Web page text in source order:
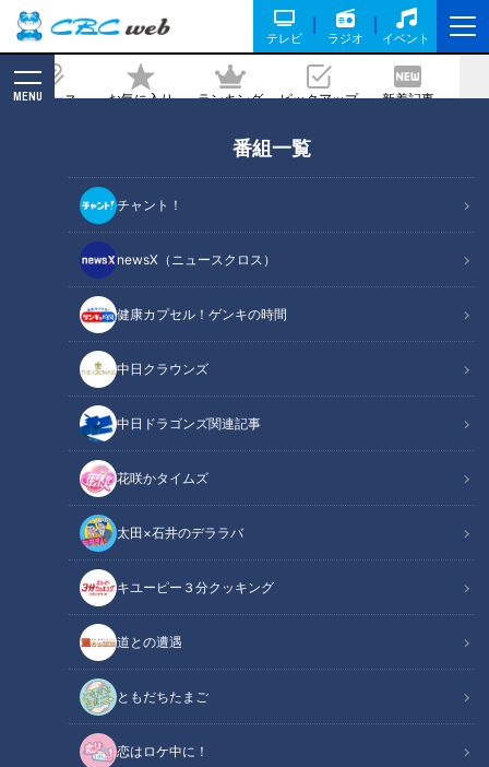
テレビ ラジオ イベント
ニュース お気に入り ランキング ピックアップ 新着記事
MENU
番組一覧
チャント！
newsX（ニュースクロス）
健康カプセル！ゲンキの時間
中日クラウンズ
中日ドラゴンズ関連記事
花咲かタイムズ
太田×石井のデララバ
キユーピー３分クッキング
道との遭遇
ともだちたまご
恋はロケ中に！
も近寄れない荒れた山に道マニアが挑
戦！“軍道”を巡る旅
2023/01/20 18:37
道との遭遇
「道との遭遇」記事
ミキの昴生と亜生の2人がMCを務める『道との遭遇』。全国
の道に特化したVTRをミキが様々な視点で楽しんでいきます。
今回は全国100万キロ以上の道を巡ってきた道マニア歴25年の